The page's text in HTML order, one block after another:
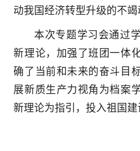
动我国经济转型升级的不竭
本次专题学习会通过
新理论，加强了班团一体
确了当前和未来的奋斗目
展新质生产力视角为档案
新理论为指引，投入祖国建